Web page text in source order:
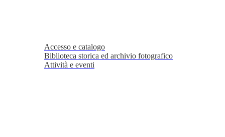
Accesso e catalogo
Biblioteca storica ed archivio fotografico
Attività e eventi